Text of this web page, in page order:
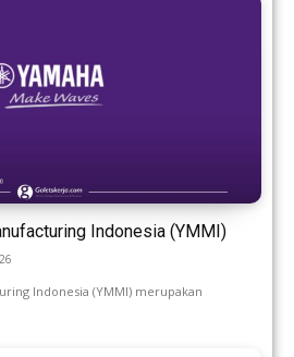
Indonesia (YMMI)
Indonesia (YMMI) merupakan